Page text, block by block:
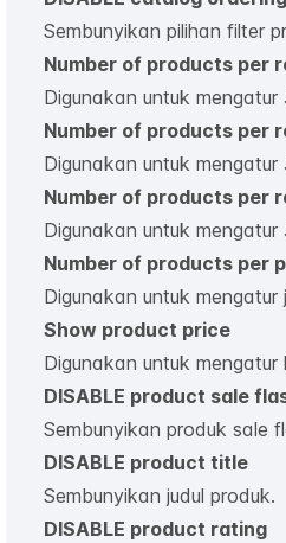
Sembunyikan pilihan filter
Number of products per
Digunakan untuk
Number of products per
Digunakan untuk
Number of products per
Digunakan untuk
Number of products per
Digunakan untuk
Show product price
Digunakan untuk
DISABLE product sale
Sembunyikan produk sale
DISABLE product title
Sembunyikan judul produk.
DISABLE product rating